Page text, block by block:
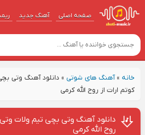
صفحه اصلی آهنگ‌ جدید
خانه»آهنگ های شوتی» دانلود آهنگ وتی
کوتم ارات از روح الله کرمی
دانلود آهنگ وتی بچی تیم ولات وتی
روح الله کرمی